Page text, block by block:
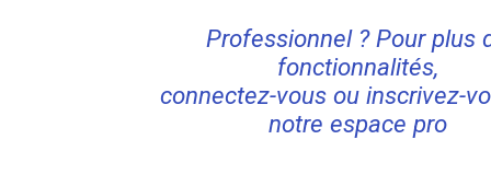
Professionnel ? Pour plus
fonctionnalités,
connectez-vous ou inscrivez-
notre espace pro